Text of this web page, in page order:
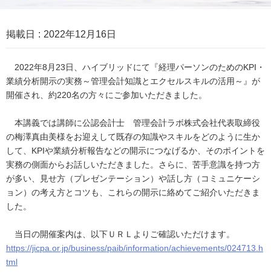
掲載日 2022年12月16日
2022年8月23日、ハイブリッドにて『経理パーソンのためのKPI・
業績分析開示の実務～管理会計知識とエクセルスキルの活用～』が
開催され、約220名の方々にご参加いただきました。
本講義では講師に公認会計士 管理会計ラボ株式会社代表取締役
の梅澤真由美様をお迎えして既存の知識やスキルをどのように生か
して、KPIや業績分析報告などの開示につなげるか、そのポイントを
実務の側面からお話しいただきました。さらに、苦手意識を持つ方
が多い、見せ方（プレゼンテーション）や話し方（コミュニケーシ
ョン）の考え方とコツも、これらの開示に絡めてご紹介いただきま
した。
当日の開催案内は、以下ＵＲＬよりご確認いただけます。
https://jicpa.or.jp/business/paib/information/achievements/024713.h
tml